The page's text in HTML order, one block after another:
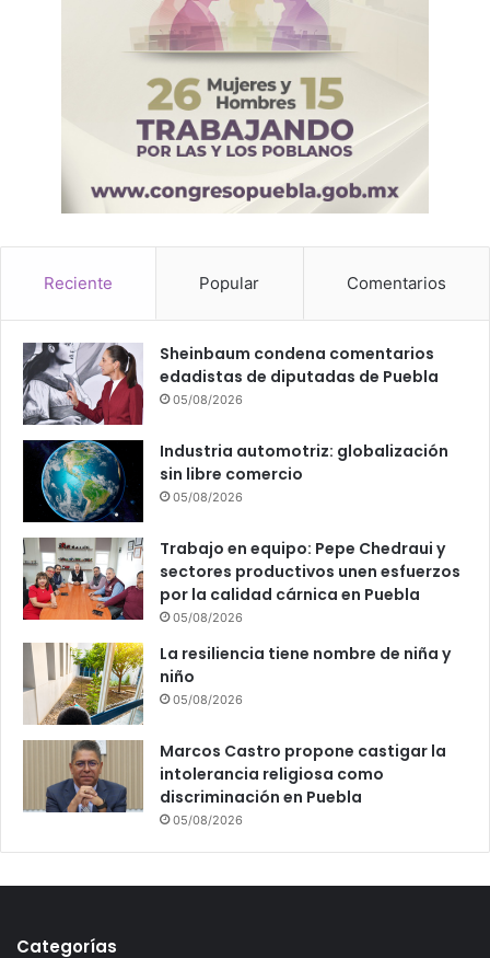
Reciente Popular Comentarios
Sheinbaum condena comentarios
edadistas de diputadas de Puebla
05/08/2026
Industria automotriz: globalización
sin libre comercio
05/08/2026
Trabajo en equipo: Pepe Chedraui y
sectores productivos unen esfuerzos
por la calidad cárnica en Puebla
05/08/2026
La resiliencia tiene nombre de niña y
niño
05/08/2026
Marcos Castro propone castigar la
intolerancia religiosa como
discriminación en Puebla
05/08/2026
Categorías